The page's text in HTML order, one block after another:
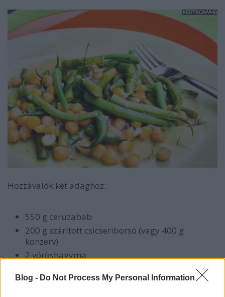
Blog - Do Not Process My Personal Information
Hozzávalók két adaghoz:
550 g ceruzabab
200 g szárított csicseriborsó (vagy 400 g
konzerv)
2 vöröshagyma
4 kávéskanál étkezési keményítő